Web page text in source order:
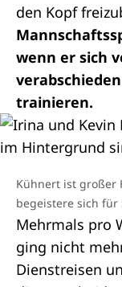
den Kopf
wenn er sich
trainieren.
Kühnert ist großer
begeistere sich für
Mehrmals pro
ging nicht
Dienstreisen